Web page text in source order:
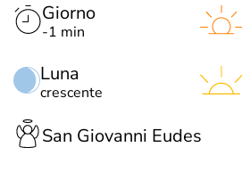
Giorno
-1 min
Luna
crescente
San Giovanni Eudes